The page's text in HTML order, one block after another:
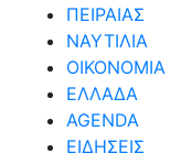
ΠΕΙΡΑΙΑΣ
ΝΑΥΤΙΛΙΑ
ΟΙΚΟΝΟΜΙΑ
ΕΛΛΑΔΑ
AGENDA
ΕΙΔΗΣΕΙΣ